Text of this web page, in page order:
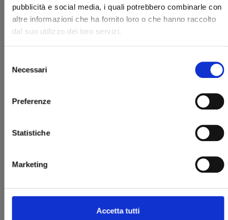
pubblicità e social media, i quali potrebbero combinarle con
altre informazioni che ha fornito loro o che hanno raccolto
dal suo utilizzo dei loro servizi.
delNecessari
Preferenze
Statistiche
Marketing
Accetta tutti